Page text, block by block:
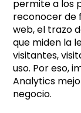
permite a los
reconocer de
web, el trazo
que miden la
visitantes,
uso. Por eso,
Analytics
negocio.